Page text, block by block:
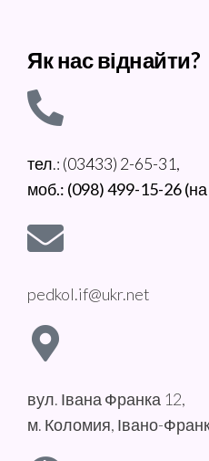
Як нас віднайти?
тел.: (03433) 2-65-31,
моб.: (098) 499-15-26 (на
pedkol.if@ukr.net
вул. Івана Франка 12,
м. Коломия, Івано-